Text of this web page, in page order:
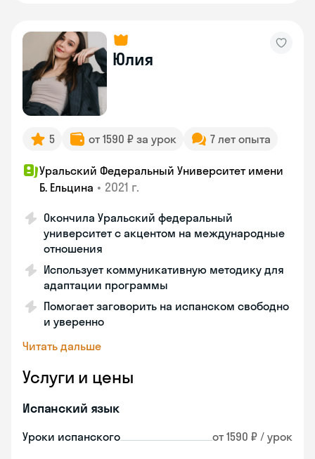
Юлия
5 от 1590 ₽ за урок 7 лет опыта
Уральский Федеральный Университет имени
Б. Ельцина • 2021 г.
Окончила Уральский федеральный
университет с акцентом на международные
отношения
Использует коммуникативную методику для
адаптации программы
Помогает заговорить на испанском свободно
и уверенно
Читать дальше
Услуги и цены
Испанский язык
Уроки испанского от 1590 ₽ / урок